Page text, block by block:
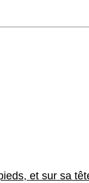
et sur sa